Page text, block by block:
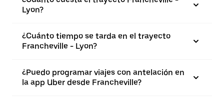
Lyon?
¿Cuánto tiempo se tarda en el trayecto
Francheville - Lyon?
¿Puedo programar viajes con antelación en
la app Uber desde Francheville?